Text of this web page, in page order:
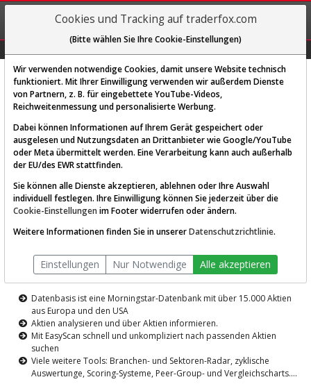
REGIS-
TRIEREN
Diese Funktion ist nur für
AKTIEN-TERMINAL
Die Aktienanalyse-Plattform von
TraderFox
Datenbasis ist eine Morningstar-Datenbank mit über 15.000 Aktien
aus Europa und den USA
Aktien analysieren und über Aktien informieren.
Mit EasyScan schnell und unkompliziert nach passenden Aktien
suchen
Viele weitere Tools: Branchen- und Sektoren-Radar, zyklische
Auswertunge, Scoring-Systeme, Peer-Group- und Vergleichscharts....
Cookies und Tracking auf traderfox.com
(Bitte wählen Sie Ihre Cookie-Einstellungen)
Wir verwenden notwendige Cookies, damit unsere Website technisch
funktioniert. Mit Ihrer Einwilligung verwenden wir außerdem Dienste
von Partnern, z. B. für eingebettete YouTube-Videos,
Reichweitenmessung und personalisierte Werbung.
Dabei können Informationen auf Ihrem Gerät gespeichert oder
ausgelesen und Nutzungsdaten an Drittanbieter wie Google/YouTube
oder Meta übermittelt werden. Eine Verarbeitung kann auch außerhalb
der EU/des EWR stattfinden.
Sie können alle Dienste akzeptieren, ablehnen oder Ihre Auswahl
individuell festlegen. Ihre Einwilligung können Sie jederzeit über die
Cookie-Einstellungen im Footer widerrufen oder ändern.
Weitere Informationen finden Sie in unsererDatenschutzrichtlinie.
Einstellungen Nur Notwendige Alle akzeptieren